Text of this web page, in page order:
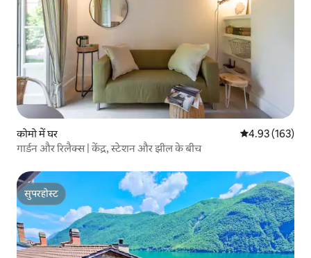
कोमो में घर औसत रेटिंग 5 में से
4.93 (163)
गार्डन और रिलैक्स | केंद्र, स्टेशन और झील के बीच
सुपरहोस्ट
सुपरहोस्ट